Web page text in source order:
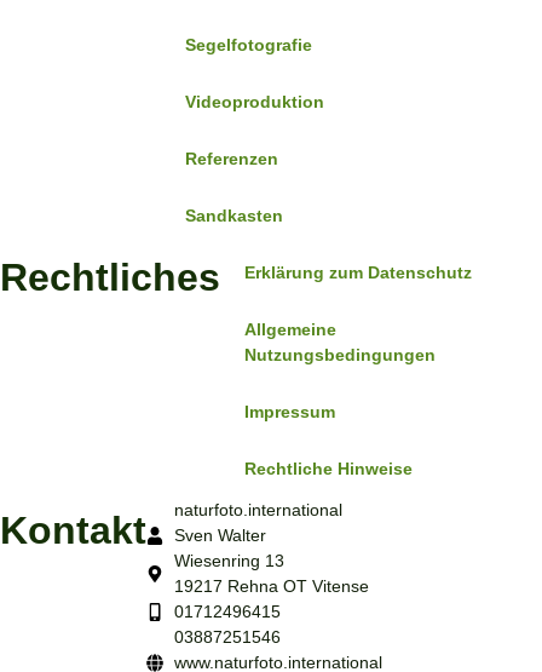
Segelfotografie
Videoproduktion
Referenzen
Sandkasten
Rechtliches Erklärung zum Datenschutz
Allgemeine
Nutzungsbedingungen
Impressum
Rechtliche Hinweise
Kontakt
naturfoto.international
Sven Walter
Wiesenring 13
19217 Rehna OT Vitense
01712496415
03887251546
www.naturfoto.international